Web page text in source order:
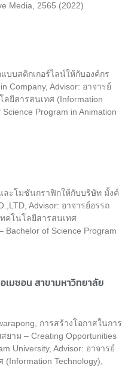
Media, 2565 (2022)
บบสติกเกอร์ไลน์ให้กับองค์กร
Company, Advisor: อาจารย์
ยีสารสนเทศ (Information
Program in Animation
ละโมชันกราฟิกให้กับบริษัท มั้งค์
Advisor: อาจารย์อรรถ
คโนโลยีสารสนเทศ
of Science Program
เมซอน สาขามหาวิทยาลัย
การสร้างโอกาสในการ
าม – Creating Opportunities
University, Advisor: อาจารย์
Technology),